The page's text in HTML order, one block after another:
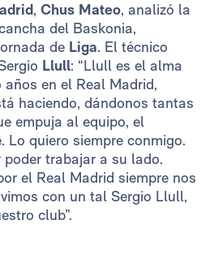
, Chus Mateo, analizó la
del Baskonia,
de Liga. El técnico
Llull: “Llull es el alma
en el Real Madrid,
haciendo, dándonos tantas
empuja al equipo, el
Lo quiero siempre conmigo.
trabajar a su lado.
el Real Madrid siempre nos
con un tal Sergio Llull,
club”.